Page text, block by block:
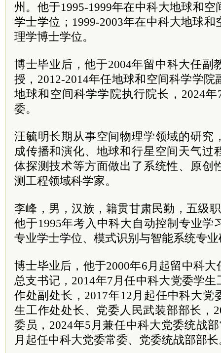
州。他于1995-1999年在中科大地球和
学士学位；1999-2003年在中科大地球
理学博士学位。
博士毕业后，他于2004年留中科大任副
授，2012-2014年任地球和空间科学学院
地球和空间科学学院执行院长，2024
委。
汪毓明长期从事空间物理学领域的研究
成传播和演化、地球和行星空间天气过
体探测技术等方面做出了系统性、原创
测工程领域科学家。
李峰，男，汉族，籍贯甘肃民勤，五级
他于1995年考入中科大自动控制专业学
专业学士学位、模式识别与智能系统专
博士毕业后，他于2000年6月起留中科
总支书记，2014年7月任中科大党委学
作处副处长，2017年12月起任中科大党
生工作处处长、党委人民武装部部长，
委员，2024年5月兼任中科大党委统战
月起任中科大党委常委、党委统战部部长